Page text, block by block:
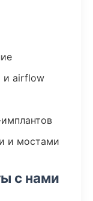
и airflow
и мостами
с нами